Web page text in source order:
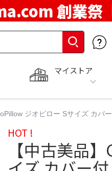
創業祭
マイストア
ジオピロー Sサイズ カバ
HOT !
【中古美品